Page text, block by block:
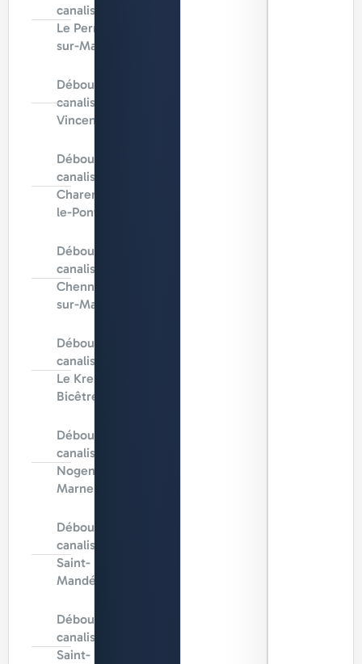
canalisation
Le Perreux-
sur-Marne
Débouchage
canalisation
Vincennes
Débouchage
canalisation
Charenton-
le-Pont
Débouchage
canalisation
Chennevières-
sur-Marne
Débouchage
canalisation
Le Kremlin-
Bicêtre
Débouchage
canalisation
Nogent-sur-
Marne
Débouchage
canalisation
Saint-
Mandé
Débouchage
canalisation
Saint-